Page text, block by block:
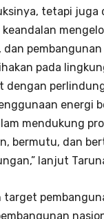
tetapi juga
dan
pada
dengan
energi
mendukung
bermutu, dan
lanjut
target